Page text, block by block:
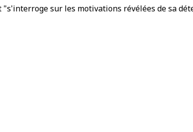
sur les motivations révélées de sa